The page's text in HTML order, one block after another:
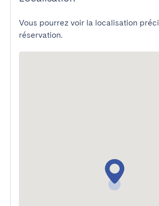
Vous pourrez voir la localisation
réservation.